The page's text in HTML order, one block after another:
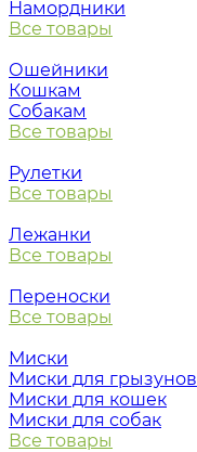
Намордники
Все товары
Ошейники
Кошкам
Собакам
Все товары
Рулетки
Все товары
Лежанки
Все товары
Переноски
Все товары
Миски
Миски для грызунов
Миски для кошек
Миски для собак
Все товары